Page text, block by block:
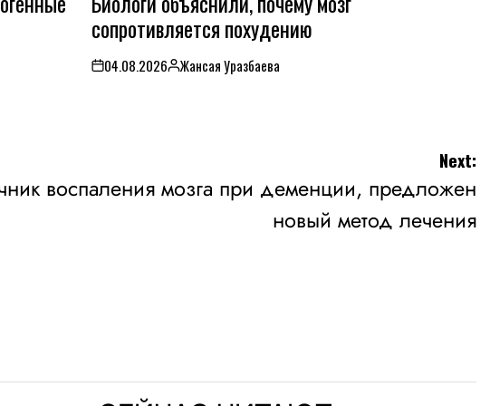
сопротивляется похудению
on04.08.2026Posted
Жансая Уразбаева
Next:
воспаления мозга при деменции, предложен
новый метод лечения